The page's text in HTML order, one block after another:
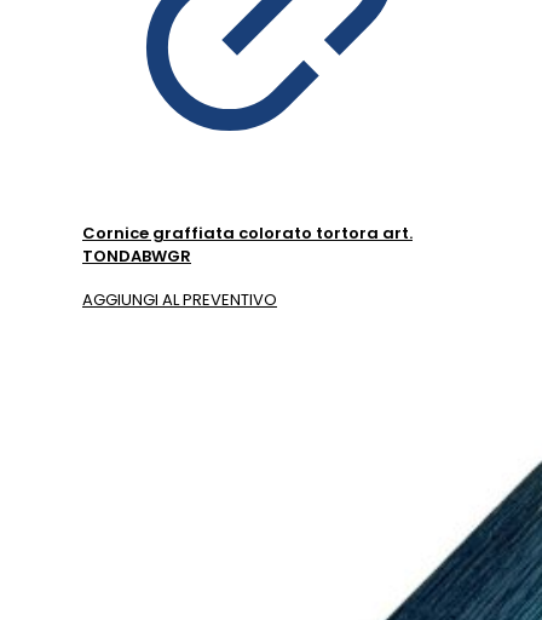
Cornice graffiata colorato tortora art.
TONDABWGR
AGGIUNGI AL PREVENTIVO